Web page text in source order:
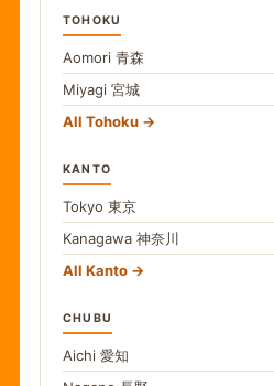
TOHOKU
Aomori 青森
Miyagi 宮城
All Tohoku
KANTO
Tokyo 東京
Kanagawa 神奈川
All Kanto
CHUBU
Aichi 愛知